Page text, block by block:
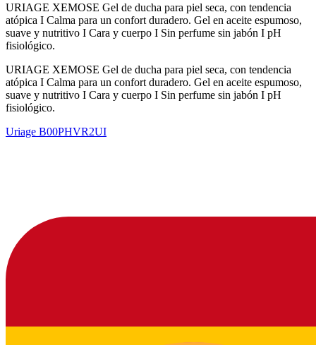
URIAGE XEMOSE Gel de ducha para piel seca, con tendencia
atópica I Calma para un confort duradero. Gel en aceite espumoso,
suave y nutritivo I Cara y cuerpo I Sin perfume sin jabón I pH
fisiológico.
URIAGE XEMOSE Gel de ducha para piel seca, con tendencia
atópica I Calma para un confort duradero. Gel en aceite espumoso,
suave y nutritivo I Cara y cuerpo I Sin perfume sin jabón I pH
fisiológico.
Uriage B00PHVR2UI